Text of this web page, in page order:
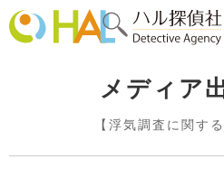
メディア
【浮気調査に関す